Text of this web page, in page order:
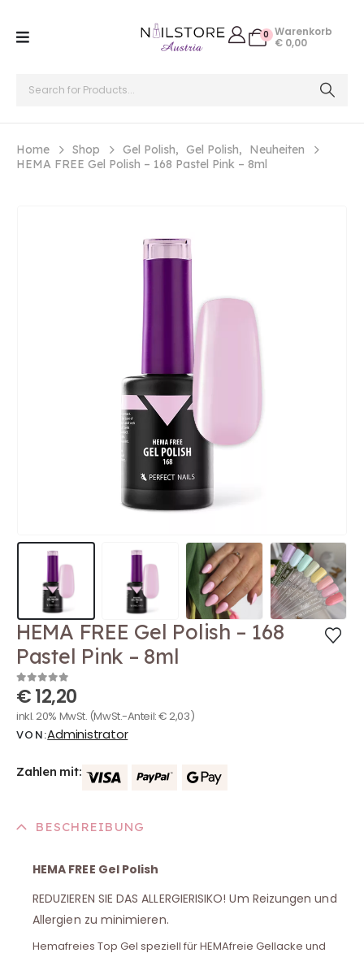
0 Warenkorb
€ 0,00
Home Shop Gel Polish, Gel Polish,
Neuheiten
HEMA FREE Gel Polish – 168 Pastel Pink – 8ml
HEMA FREE Gel Polish – 168
Pastel Pink – 8ml
0out of 5
€12,20
inkl. 20% MwSt. (MwSt.-Anteil:€2,03)
VON:Administrator
Zahlen mit:
BESCHREIBUNG
HEMA FREE Gel Polish
REDUZIEREN SIE DAS ALLERGIERISIKO! Um Reizungen und
Allergien zu minimieren.
Hemafreies Top Gel speziell für HEMAfreie Gellacke und